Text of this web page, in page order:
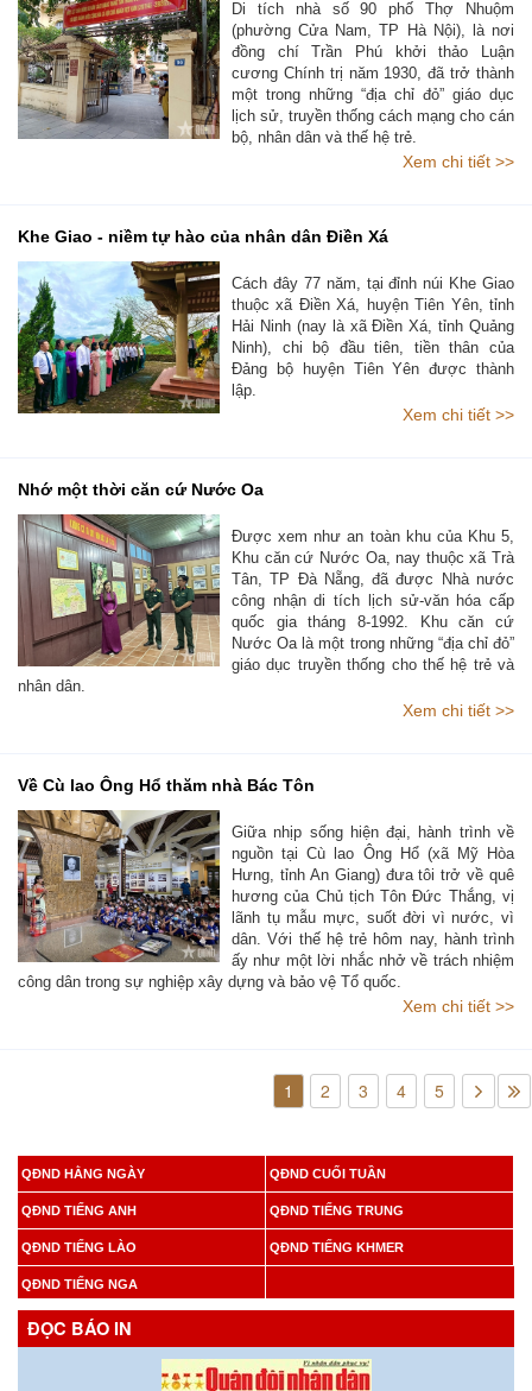
Di tích nhà số 90 phố Thợ Nhuộm
(phường Cửa Nam, TP Hà Nội), là nơi
đồng chí Trần Phú khởi thảo Luận
cương Chính trị năm 1930, đã trở thành
một trong những “địa chỉ đỏ” giáo dục
lịch sử, truyền thống cách mạng cho cán
bộ, nhân dân và thế hệ trẻ.
Xem chi tiết >>
Khe Giao - niềm tự hào của nhân dân Điền Xá
Cách đây 77 năm, tại đỉnh núi Khe Giao
thuộc xã Điền Xá, huyện Tiên Yên, tỉnh
Hải Ninh (nay là xã Điền Xá, tỉnh Quảng
Ninh), chi bộ đầu tiên, tiền thân của
Đảng bộ huyện Tiên Yên được thành
lập.
Xem chi tiết >>
Nhớ một thời căn cứ Nước Oa
Được xem như an toàn khu của Khu 5,
Khu căn cứ Nước Oa, nay thuộc xã Trà
Tân, TP Đà Nẵng, đã được Nhà nước
công nhận di tích lịch sử-văn hóa cấp
quốc gia tháng 8-1992. Khu căn cứ
Nước Oa là một trong những “địa chỉ đỏ”
giáo dục truyền thống cho thế hệ trẻ và
nhân dân.
Xem chi tiết >>
Về Cù lao Ông Hổ thăm nhà Bác Tôn
Giữa nhịp sống hiện đại, hành trình về
nguồn tại Cù lao Ông Hổ (xã Mỹ Hòa
Hưng, tỉnh An Giang) đưa tôi trở về quê
hương của Chủ tịch Tôn Đức Thắng, vị
lãnh tụ mẫu mực, suốt đời vì nước, vì
dân. Với thế hệ trẻ hôm nay, hành trình
ấy như một lời nhắc nhở về trách nhiệm
công dân trong sự nghiệp xây dựng và bảo vệ Tổ quốc.
Xem chi tiết >>
1 2 3 4 5
QĐND HẰNG NGÀY QĐND CUỐI TUẦN
QĐND TIẾNG ANH QĐND TIẾNG TRUNG
QĐND TIẾNG LÀO QĐND TIẾNG KHMER
QĐND TIẾNG NGA
ĐỌC BÁO IN